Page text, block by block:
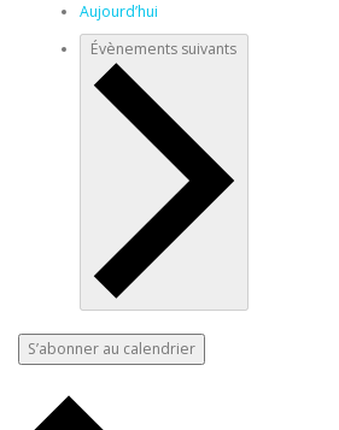
Aujourd’hui
Évènements suivants
S’abonner au calendrier